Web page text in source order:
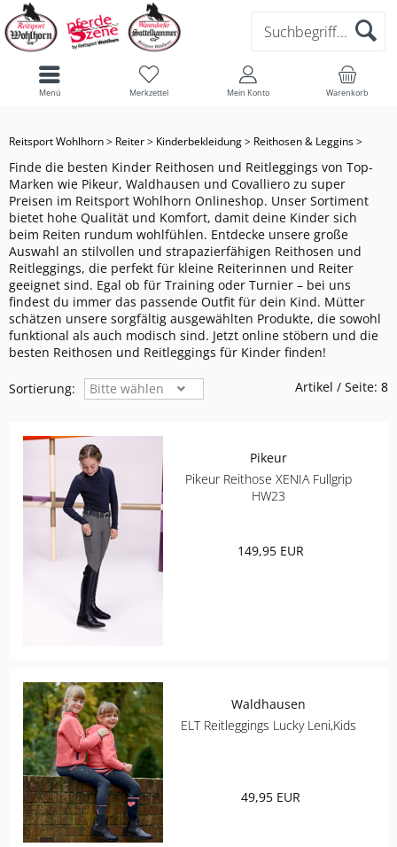
Menü Merkzettel Mein Konto Warenkorb
Reitsport Wohlhorn> Reiter> Kinderbekleidung> Reithosen & Leggins>
Finde die besten Kinder Reithosen und Reitleggings von Top-
Marken wie Pikeur, Waldhausen und Covalliero zu super
Preisen im Reitsport Wohlhorn Onlineshop. Unser Sortiment
bietet hohe Qualität und Komfort, damit deine Kinder sich
beim Reiten rundum wohlfühlen. Entdecke unsere große
Auswahl an stilvollen und strapazierfähigen Reithosen und
Reitleggings, die perfekt für kleine Reiterinnen und Reiter
geeignet sind. Egal ob für Training oder Turnier – bei uns
findest du immer das passende Outfit für dein Kind. Mütter
schätzen unsere sorgfältig ausgewählten Produkte, die sowohl
funktional als auch modisch sind. Jetzt online stöbern und die
besten Reithosen und Reitleggings für Kinder finden!
Sortierung: Bitte wählen Artikel / Seite: 8
Pikeur
Pikeur Reithose XENIA Fullgrip
HW23
149,95 EUR
Waldhausen
ELT Reitleggings Lucky Leni,Kids
49,95 EUR
ESKADRON CLASSIC SPORTS 2026:
REDUZIERT
ESKADRON HERITAGE: STARK
REDUZIERT
50 JAHRE REITSPORT WOHLHORN-
ANGEBOTE
ESKADRON: PLATINUM 2026
NEU EINGETROFFEN
FÜR DEINEN HUND
FÜR DEIN PFERD
FÜR HERREN
FÜR DAMEN
ANIMO
MATTES
BUCAS
KENTUCKY DOGWEAR
SUEDWIND
IVR
BOSS EQUESTRIAN
COVALLIERO
DIE SPIEGELBURG
ACAVALLO
BACK ON TRACK
BÜMAG
CASCO
CAVALLERIA TOSCANA
CHRIST
CORE
CLASSIC SPORTS
HERITAGE
PLATINUM EDITION
CORE
SELECTION
SPORTS
SCHUHE/STIEFEL
SAKKO/ FRACK
REITHOSEN & LEGGINS
OBERBEKLEIDUNG
JACKEN & WESTEN
HANDSCHUHE
ACCECOIRES & SOCKEN
SAKKO/ FRACK
JACKEN & WESTEN
HANDSCHUHE
ACCECOIRES & SOCKEN
TRENSEN
ZUBEHÖR FÜR TRENSEN
PFERDEDECKEN
OUTDOORDECKE
AUSREITDECKE
SHOW-DECKE
HALSTEIL
FLIEGENDECKE
ABSCHWITZDECKE
SCHABRACKEN & PADS
HALFTER & STRICKE
RUND UMS PFERDEBEIN
SPRUNGGELENKSCHONER
HUFGLOCKEN
SPRUNGGLOCKEN
BANDAGEN
GAMASCHEN
NÜTZLICHE HELFER
PUTZZEUG
STALLBEDARF
REITHELME
CASCO
KASK
KEP
UVEX
HUNDEMÄNTEL
HUNDEHALSBÄNDER
HUND
LIEBLINGSSTÜCKE IM ABVERKAUF
ALLES FÜRS PFERDEBEIN
HALFTER
FLIEGENMASKE/ OHREN
ACCESSOIRES & SOCKEN
REITER
HERREN REITHOSEN
HERREN OBERBEKLEIDUNG
DAMEN JACKEN UND WESTEN
DAMEN OBERBEKLEIDUNG
DAMEN REITHOSEN
KINDER
OBERBEKLEIDUNG